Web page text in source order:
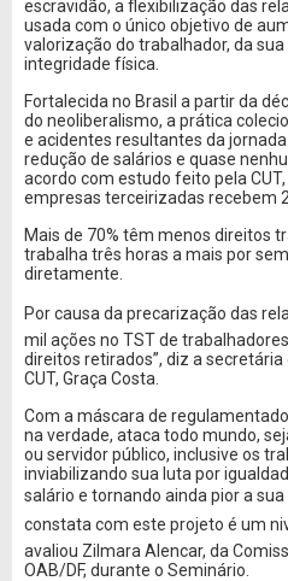
escravidão, a flexibilização das
usada com o único objetivo de
valorização do trabalhador, da
integridade física.
Fortalecida no Brasil a partir da
do neoliberalismo, a prática
e acidentes resultantes da
redução de salários e quase
acordo com estudo feito pela
empresas terceirizadas recebem
Mais de 70% têm menos direitos
trabalha três horas a mais por
diretamente.
Por causa da precarização das
mil ações no TST de
direitos retirados”, diz a secretária
CUT, Graça Costa.
Com a máscara de
na verdade, ataca todo mundo,
ou servidor público, inclusive os
inviabilizando sua luta por
salário e tornando ainda pior a sua
constata com este projeto é um
avaliou Zilmara Alencar, da
OAB/DF, durante o Seminário.